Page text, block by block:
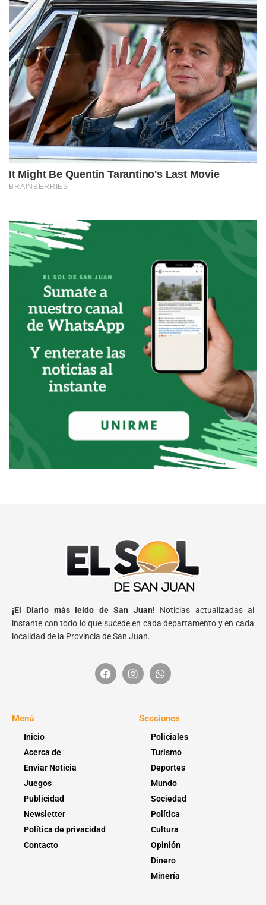
¡El Diario más leído de San Juan! Noticias actualizadas al
instante con todo lo que sucede en cada departamento y en cada
localidad de la Provincia de San Juan.
Menú
Inicio
Acerca de
Enviar Noticia
Juegos
Publicidad
Newsletter
Política de privacidad
Contacto
Secciones
Policiales
Turismo
Deportes
Mundo
Sociedad
Política
Cultura
Opinión
Dinero
Minería